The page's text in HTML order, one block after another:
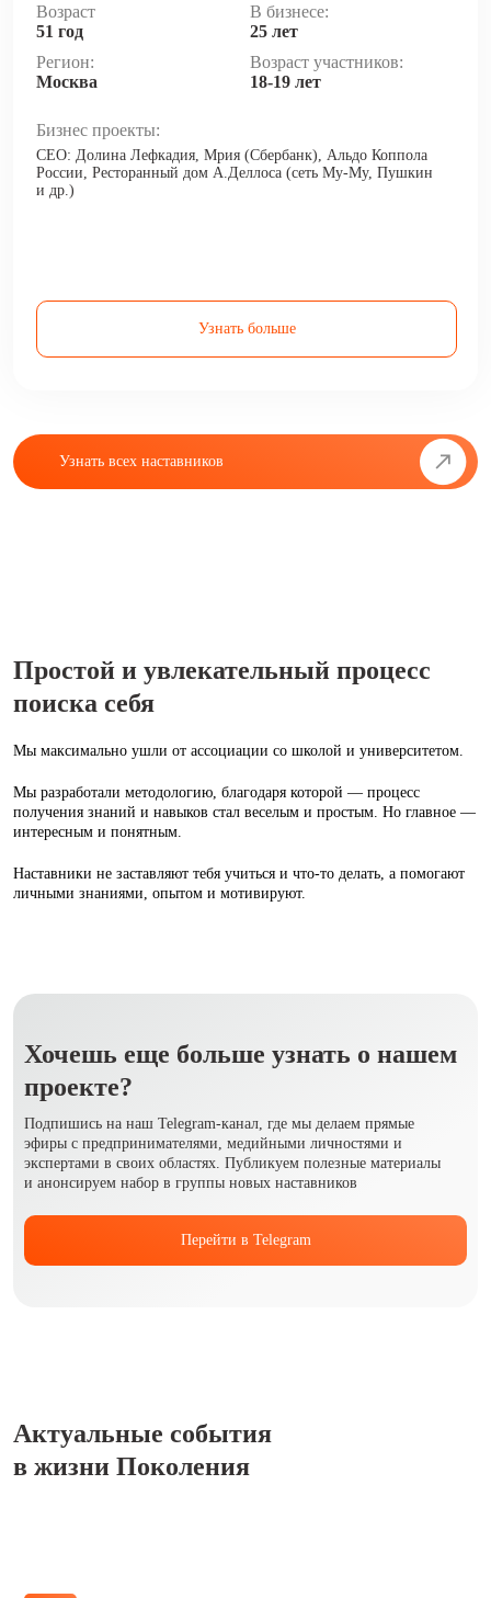
Возраст
51 год
В бизнесе:
25 лет
Регион:
Москва
Возраст участников:
18-19 лет
Бизнес проекты:
CEO: Долина Лефкадия, Мрия (Сбербанк), Альдо Коппола
России, Ресторанный дом А.Деллоса (сеть Му-Му, Пушкин
и др.)
Узнать больше
Узнать всех наставников
Простой и увлекательный процесс
поиска себя
Мы максимально ушли от ассоциации со школой и университетом.
Мы разработали методологию, благодаря которой — процесс
получения знаний и навыков стал веселым и простым. Но главное —
интересным и понятным.
Наставники не заставляют тебя учиться и что‑то делать, а помогают
личными знаниями, опытом и мотивируют.
Хочешь еще больше узнать о нашем
проекте?
Подпишись на наш Telegram-канал, где мы делаем прямые
эфиры с предпринимателями, медийными личностями и
экспертами в своих областях. Публикуем полезные материалы
и анонсируем набор в группы новых наставников
Перейти в Telegram
Актуальные события
в жизни Поколения